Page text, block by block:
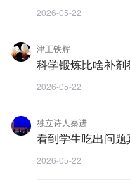
2026-05-22
津王铁辉
科学锻炼比啥补剂
2026-05-22
独立诗人秦进
看到学生吃出问题
2026-05-22